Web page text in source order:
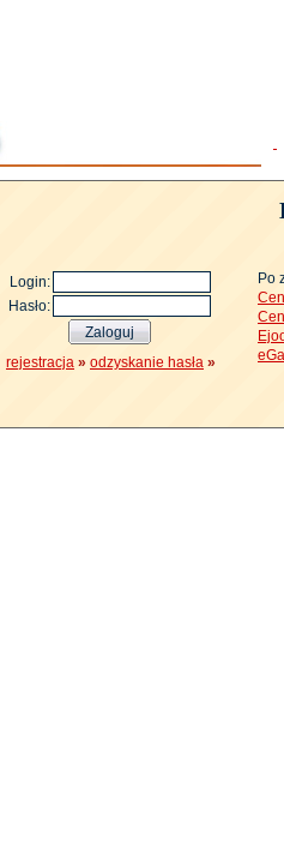
Login:
Hasło:
rejestracja » odzyskanie hasła »
Po